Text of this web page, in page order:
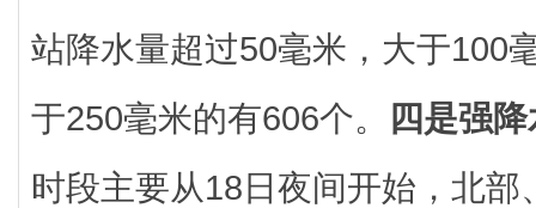
站降水量超过50毫米，大于100
于250毫米的有606个。
四是强
时段主要从18日夜间开始，北部